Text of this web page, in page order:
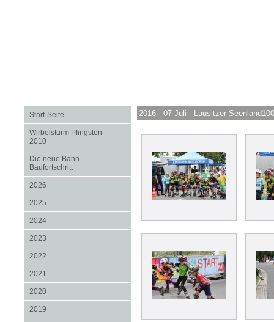
Start-Seite
Wirbelsturm Pfingsten
2010
Die neue Bahn -
Baufortschritt
2026
2025
2024
2023
2022
2021
2020
2019
2016 - 07 Juli - Lausitzer Seenland100